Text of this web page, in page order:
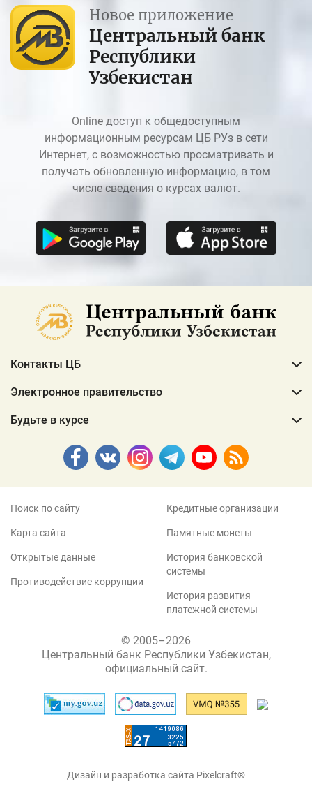
Новое приложение
Центральный банк
Республики
Узбекистан
Online доступ к общедоступным
информационным ресурсам ЦБ РУз в сети
Интернет, с возможностью просматривать и
получать обновленную информацию, в том
числе сведения о курсах валют.
Контакты ЦБ
Электронное правительство
Будьте в курсе
Поиск по сайту
Карта сайта
Открытые данные
Противодействие коррупции
Кредитные организации
Памятные монеты
История банковской
системы
История развития
платежной системы
© 2005–2026
Центральный банк Республики Узбекистан,
официальный сайт.
Дизайн и разработка сайта Pixelcraft®